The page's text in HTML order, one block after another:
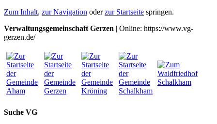
Zum Inhalt, zur Navigation oderzur Startseite springen.
Verwaltungsgemeinschaft Gerzen | Online: https://www.vg-
gerzen.de/
Suche VG